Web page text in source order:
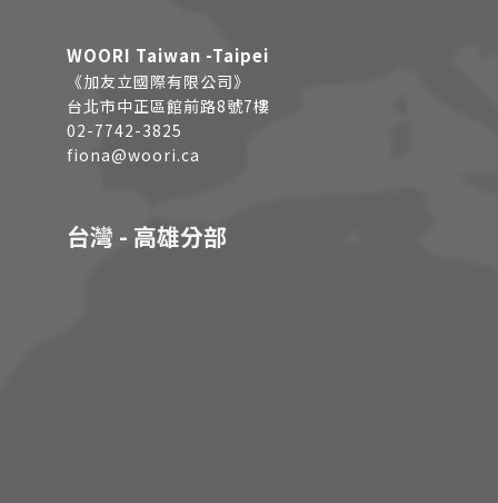
WOORI Taiwan -Taipei
《加友立國際有限公司》
台北市中正區館前路8號7樓
02-7742-3825
fiona@woori.ca
台灣 - 高雄分部